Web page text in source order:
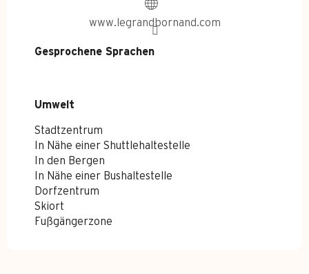
www.legrandbornand.com
Gesprochene Sprachen
Gesprochene Sprachen
Umwelt
Umwelt
Stadtzentrum
In Nähe einer Shuttlehaltestelle
In den Bergen
In Nähe einer Bushaltestelle
Dorfzentrum
Skiort
Fußgängerzone